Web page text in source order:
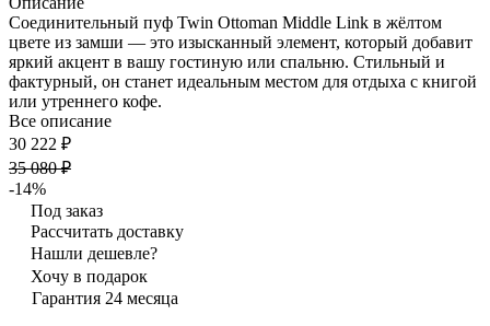
Соединительный пуф Twin Ottoman Middle Link в жёлтом
цвете из замши — это изысканный элемент, который добавит
яркий акцент в вашу гостиную или спальню. Стильный и
фактурный, он станет идеальным местом для отдыха с книгой
или утреннего кофе.
Все описание
30 222 ₽
35 080 ₽
-14%
Под заказ
Рассчитать доставку
Нашли дешевле?
Хочу в подарок
Гарантия 24 месяца